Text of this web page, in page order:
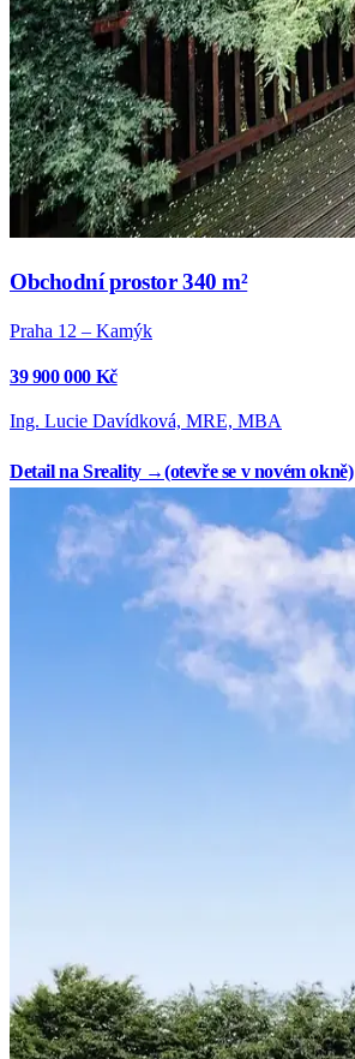
Obchodní prostor 340 m²
Praha 12 – Kamýk
39 900 000 Kč
Ing. Lucie Davídková, MRE, MBA
Detail na Sreality →(otevře se v novém okně)